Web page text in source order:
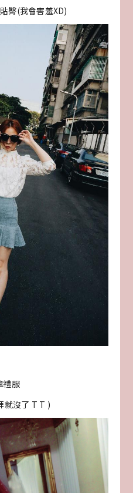
臀(我會害羞XD)
禮服
就沒了 T T )